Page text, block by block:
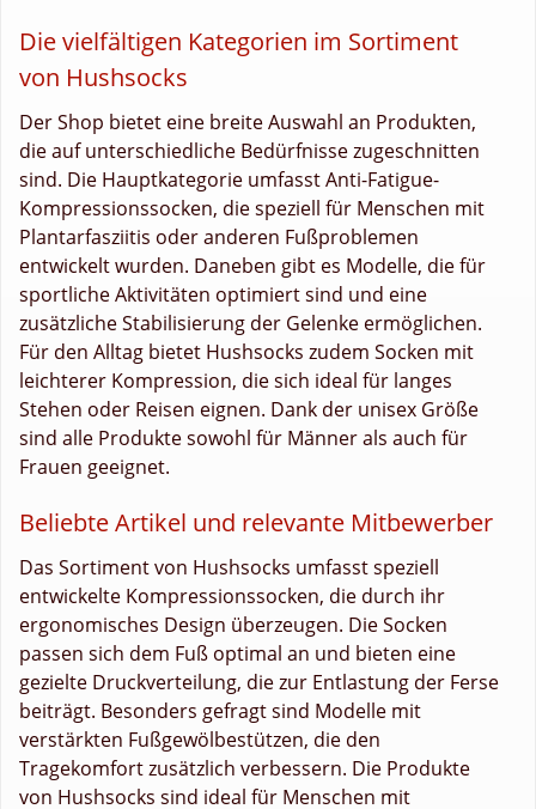
Die vielfältigen Kategorien im Sortiment
von Hushsocks
Der Shop bietet eine breite Auswahl an Produkten,
die auf unterschiedliche Bedürfnisse zugeschnitten
sind. Die Hauptkategorie umfasst Anti-Fatigue-
Kompressionssocken, die speziell für Menschen mit
Plantarfasziitis oder anderen Fußproblemen
entwickelt wurden. Daneben gibt es Modelle, die für
sportliche Aktivitäten optimiert sind und eine
zusätzliche Stabilisierung der Gelenke ermöglichen.
Für den Alltag bietet Hushsocks zudem Socken mit
leichterer Kompression, die sich ideal für langes
Stehen oder Reisen eignen. Dank der unisex Größe
sind alle Produkte sowohl für Männer als auch für
Frauen geeignet.
Beliebte Artikel und relevante Mitbewerber
Das Sortiment von Hushsocks umfasst speziell
entwickelte Kompressionssocken, die durch ihr
ergonomisches Design überzeugen. Die Socken
passen sich dem Fuß optimal an und bieten eine
gezielte Druckverteilung, die zur Entlastung der Ferse
beiträgt. Besonders gefragt sind Modelle mit
verstärkten Fußgewölbestützen, die den
Tragekomfort zusätzlich verbessern. Die Produkte
von Hushsocks sind ideal für Menschen mit